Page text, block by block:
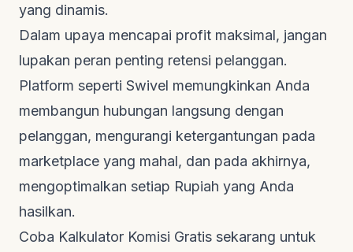
yang dinamis.
Dalam upaya mencapai profit maksimal, jangan
lupakan peran penting retensi pelanggan.
Platform seperti Swivel memungkinkan Anda
membangun hubungan langsung dengan
pelanggan, mengurangi ketergantungan pada
marketplace yang mahal, dan pada akhirnya,
mengoptimalkan setiap Rupiah yang Anda
hasilkan.
Coba Kalkulator Komisi Gratis sekarang untuk